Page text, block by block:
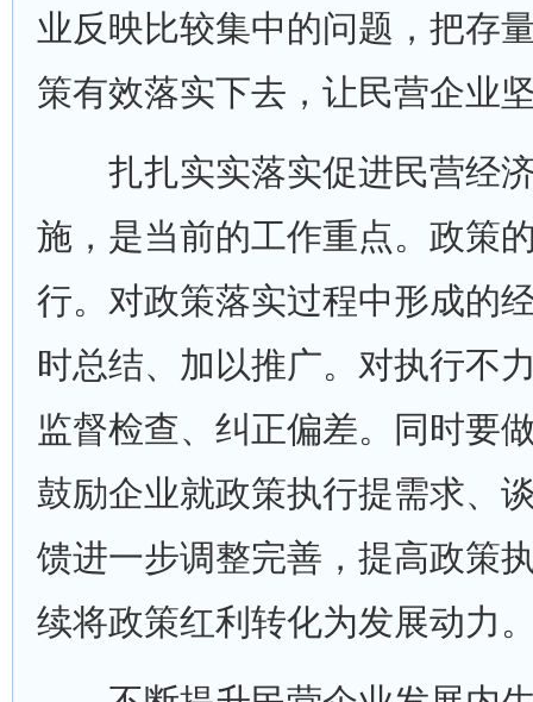
业反映比较集中的问题，把存
策有效落实下去，让民营企业
扎扎实实落实促进民营经济
施，是当前的工作重点。政策
行。对政策落实过程中形成的
时总结、加以推广。对执行不
监督检查、纠正偏差。同时要
鼓励企业就政策执行提需求、
馈进一步调整完善，提高政策
续将政策红利转化为发展动力